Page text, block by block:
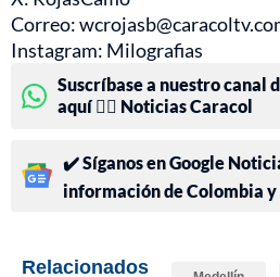
Correo:
Instagram: Milografias
Suscríbase a nuestro canal
aquí 👉🏻 Noticias Caracol
✔️ Síganos en Google
información de Colombia y
Relacionados